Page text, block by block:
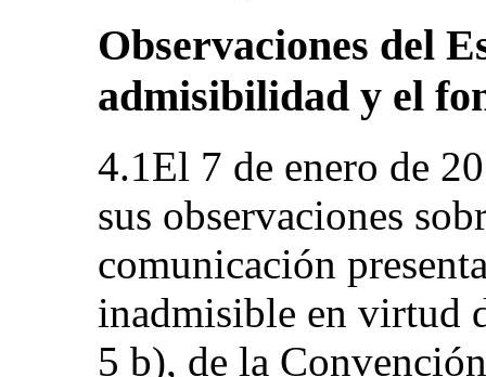
Observaciones del
admisibilidad y el
4.1El 7 de enero de
sus observaciones
comunicación
inadmisible en virtud
5 b), de la